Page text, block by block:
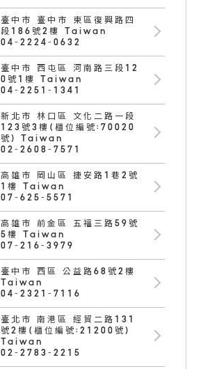
臺中市 臺中市 東區復興路四
段186號2樓 Taiwan
04-2224-0632
臺中市 西屯區 河南路三段12
0號1樓 Taiwan
04-2251-1341
新北市 林口區 文化二路一段
123號3樓(櫃位編號:70020
號) Taiwan
02-2608-7571
高雄市 岡山區 捷安路1巷2號
1樓 Taiwan
07-625-5571
高雄市 前金區 五福三路59號
5樓 Taiwan
07-216-3979
臺中市 西區 公益路68號2樓
Taiwan
04-2321-7116
臺北市 南港區 經貿二路131
號2樓(櫃位編號:21200號)
Taiwan
02-2783-2215